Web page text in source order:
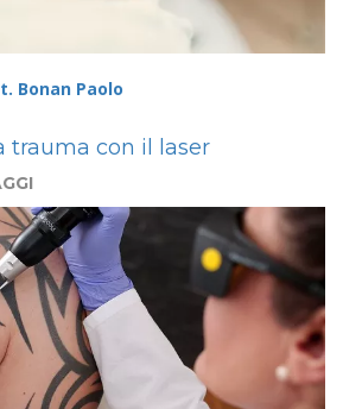
Bonan Paolo
trauma con il laser